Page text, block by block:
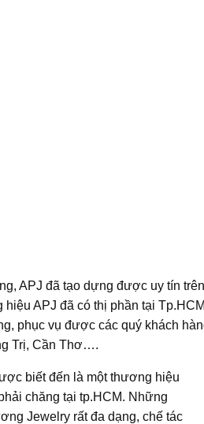
APJ đã tạo dựng được uy tín
APJ đã có thị phần tại
phục vụ được các quý khách
Trị, Cần Thơ….
biết đến là một thương hiệu
chăng tại tp.HCM. Những
Jewelry rất đa dạng, chế tác